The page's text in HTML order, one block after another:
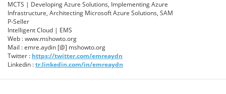
MCTS | Developing Azure Solutions, Implementing Azure
Infrastructure, Architecting Microsoft Azure Solutions, SAM
P-Seller
Intelligent Cloud | EMS
Web : www.mshowto.org
Mail : emre.aydin [@] mshowto.org
Twitter : https://twitter.com/emreaydn
Linkedin :tr.linkedin.com/in/emreaydn